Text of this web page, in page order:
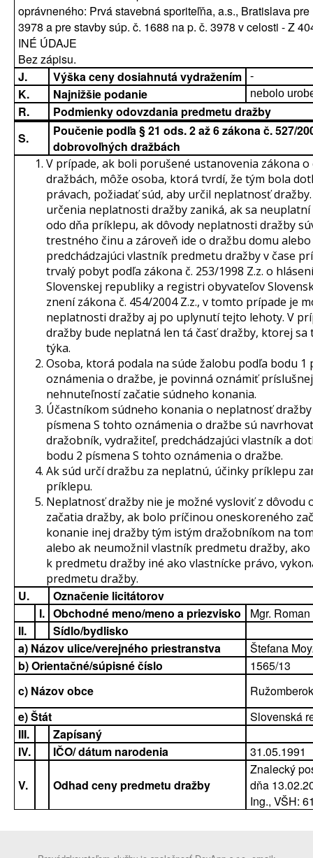
oprávneného: Prvá stavebná sporiteľňa, a.s., Bratislava
3978 a pre stavby súp. č. 1688 na p. č. 3978 v celosti - Z
INÉ ÚDAJE
Bez zápisu.
J.
Výška ceny dosiahnutá vydražením -
K. Najnižšie podanie nebolo
R.
Podmienky odovzdania predmetu dražby
S.
Poučenie podľa § 21 ods. 2 až 6 zákona č. 527/
dobrovoľných dražbách
V prípade, ak boli porušené ustanovenia zákona
dražbách, môže osoba, ktorá tvrdí, že tým bola
právach, požiadať súd, aby určil neplatnosť
určenia neplatnosti dražby zaniká, ak sa
odo dňa príklepu, ak dôvody neplatnosti dražby
trestného činu a zároveň ide o dražbu domu
predchádzajúci vlastník predmetu dražby v čase
trvalý pobyt podľa zákona č. 253/1998 Z.z. o
Slovenskej republiky a registri obyvateľov
znení zákona č. 454/2004 Z.z., v tomto prípade je
neplatnosti dražby aj po uplynutí tejto lehoty. V
dražby bude neplatná len tá časť dražby, ktorej
týka.
Osoba, ktorá podala na súde žalobu podľa bodu 1
oznámenia o dražbe, je povinná oznámiť
nehnuteľností začatie súdneho konania.
Účastníkom súdneho konania o neplatnosť
písmena S tohto oznámenia o dražbe sú
dražobník, vydražiteľ, predchádzajúci vlastník a
bodu 2 písmena S tohto oznámenia o dražbe.
Ak súd určí dražbu za neplatnú, účinky príklepu
príklepu.
Neplatnosť dražby nie je možné vysloviť z dôvodu
začatia dražby, ak bolo príčinou oneskoreného
konanie inej dražby tým istým dražobníkom na
alebo ak neumožnil vlastník predmetu dražby,
k predmetu dražby iné ako vlastnícke právo,
predmetu dražby.
U.
Označenie licitátorov
I. Obchodné meno/meno a priezvisko
Mgr.
II.
Sídlo/bydlisko
a) Názov ulice/verejného priestranstva
Štefana
b) Orientačné/súpisné číslo
1565/13
c) Názov obce
Ružomberok
e) Štát
Slovenská
III.
Zapísaný
IV.
IČO/ dátum narodenia 31.05.1991
V. Odhad ceny predmetu dražby
Znalecký
dňa
Ing., VŠH: